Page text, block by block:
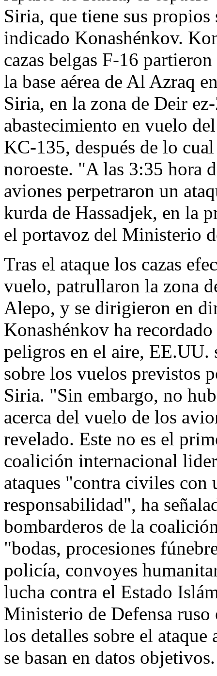
Siria, que tiene sus propios
indicado Konashénkov.
cazas belgas F-16
la base aérea de Al Azraq
Siria, en la zona de Deir
abastecimiento en vuelo
KC-135, después de lo
noroeste. "A las 3:35 hora
aviones perpetraron un
kurda de Hassadjek, en la
el portavoz del Ministerio
Tras el ataque los cazas
vuelo, patrullaron la zona
Alepo, y se dirigieron en
Konashénkov ha
peligros en el aire, EE.UU.
sobre los vuelos previstos
Siria. "Sin embargo, no
acerca del vuelo de los
revelado. Este no es el
coalición internacional
ataques "contra civiles con
responsabilidad", ha
bombarderos de la
"bodas, procesiones
policía, convoyes
lucha contra el Estado
Ministerio de Defensa ruso
los detalles sobre el ataque
se basan en datos objetivos.